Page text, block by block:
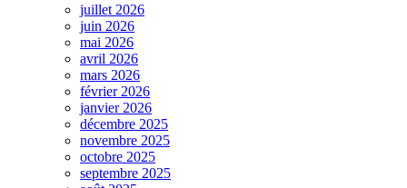
juillet 2026
juin 2026
mai 2026
avril 2026
mars 2026
février 2026
janvier 2026
décembre 2025
novembre 2025
octobre 2025
septembre 2025